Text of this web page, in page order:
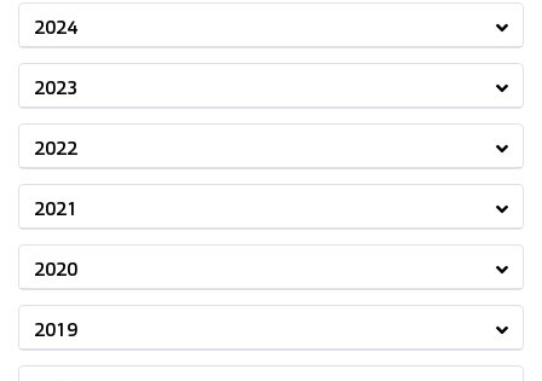
2024
2023
2022
2021
2020
2019